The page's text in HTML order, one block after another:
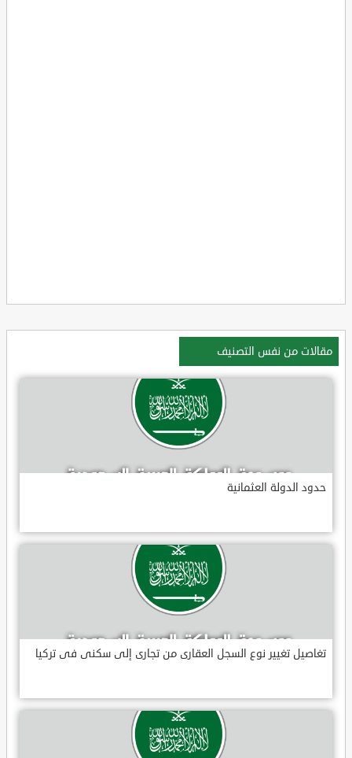
مقالات من نفس التصنيف
حدود الدولة العثمانية
تغاصيل تغيير نوع السجل العقارى من تجارى إلى سكنى فى تركيا